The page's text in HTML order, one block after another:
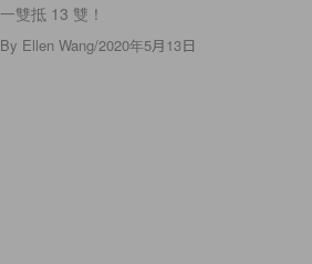
一雙抵 13 雙！
By Ellen Wang/2020年5月13日